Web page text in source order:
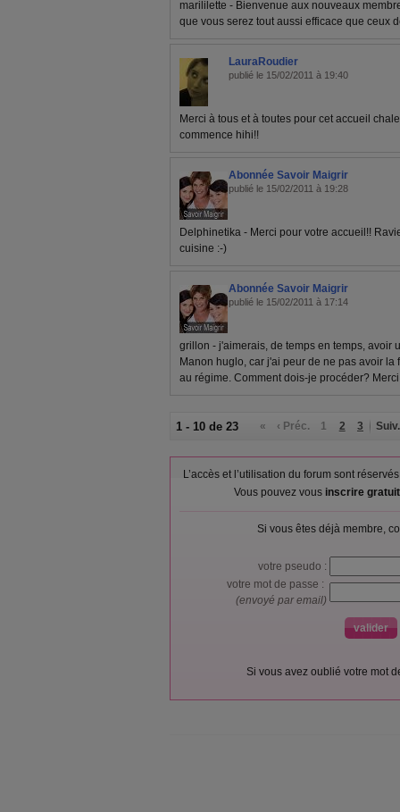
marililette - Bienvenue aux nouveaux
que vous serez tout aussi efficace que ceux
LauraRoudier
publié le 15/02/2011 à 19:40
Merci à tous et à toutes pour cet accueil
commence hihi!!
Abonnée Savoir Maigrir
publié le 15/02/2011 à 19:28
Delphinetika - Merci pour votre accueil!!
cuisine :-)
Abonnée Savoir Maigrir
publié le 15/02/2011 à 17:14
grillon - j'aimerais, de temps en temps, avoir
Manon huglo, car j'ai peur de ne pas avoir la
au régime. Comment dois-je procéder? Merci
1 - 10 de 23 « ‹ Préc. 1 2 3 Suiv.
L’accès et l’utilisation du forum sont
Vous pouvez vous inscrire
Si vous êtes déjà membre,
votre pseudo :
votre mot de passe :
(envoyé par email)
Si vous avez oublié votre mot